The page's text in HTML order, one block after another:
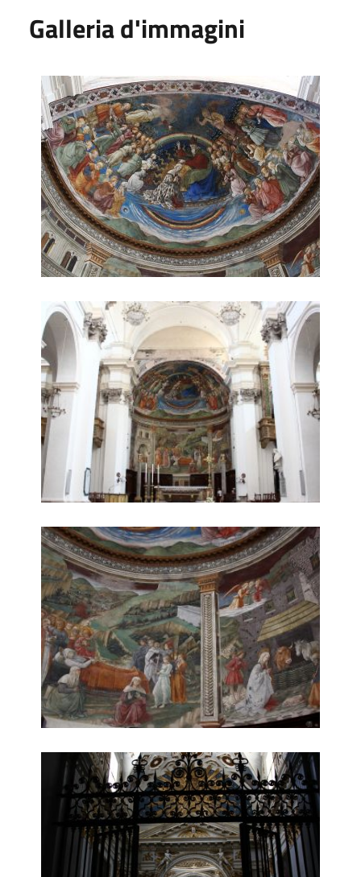
Galleria d'immagini
affresco
navata
affresco 2
altare secondario